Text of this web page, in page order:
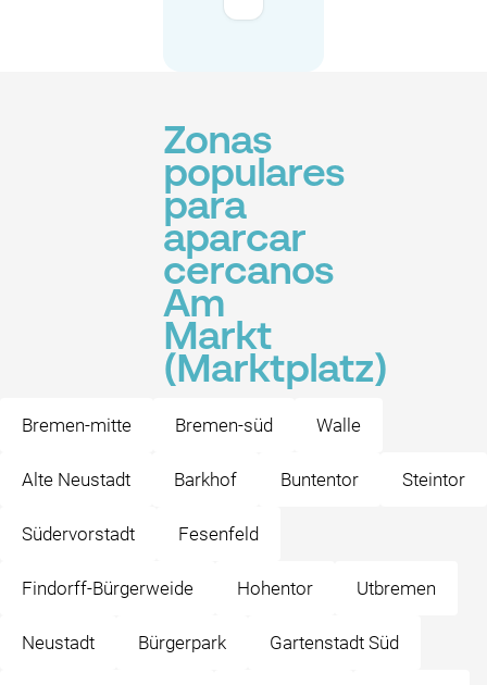
Zonas
populares
para
aparcar
cercanos
Am
Markt
(Marktplatz)
Bremen-mitte Bremen-süd Walle
Alte Neustadt Barkhof Buntentor Steintor
Südervorstadt Fesenfeld
Findorff-Bürgerweide Hohentor Utbremen
Neustadt Bürgerpark Gartenstadt Süd